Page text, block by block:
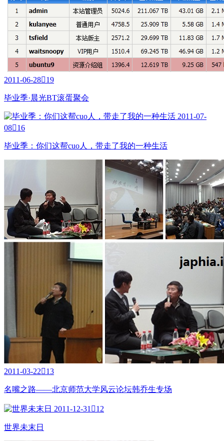
2011-06-2819
毕业季·晨光BT滚蛋聚会
2011-07-
0816
毕业季：你们这帮cuo人，带走了我的一种生活
2011-03-2213
名嘴之路——北京师范大学风云论坛韩乔生专场
2011-12-31 12
世界未末日